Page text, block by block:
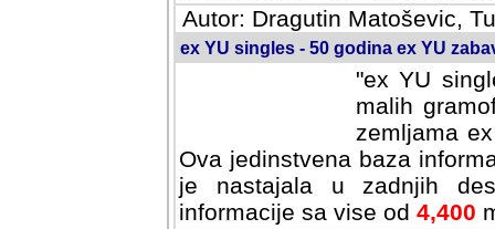
Autor: Dragutin Matoševic,
ex YU singles - 50 godina ex YU
"ex YU
malih
zemljama
Ova jedinstvena baza
je nastajala u zadnjih
informacije sa vise od 4,400